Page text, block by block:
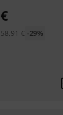
€
58,91 € -29%